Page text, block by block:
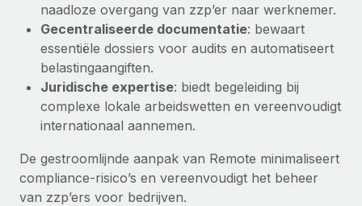
Het blijft de missie van Remote om alle soorten bedrijven
Meer informatie
Hoe Phiture 55 werknemers in 19 landen
Phiture, een toonaangevende leider in de wereldwijde
mobiele groeiadviessector, zet zich sinds 2016...
naadloze overgang van zzp’er naar werknemer.
Gecentraliseerde documentatie: bewaart
essentiële dossiers voor audits en automatiseert
belastingaangiften.
Juridische expertise: biedt begeleiding bij
complexe lokale arbeidswetten en vereenvoudigt
internationaal aannemen.
De gestroomlijnde aanpak van Remote minimaliseert
compliance-risico’s en vereenvoudigt het beheer
van zzp’ers voor bedrijven.